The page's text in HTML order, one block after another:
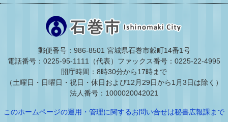
郵便番号：986-8501 宮城県石巻市穀町14番1号
電話番号：0225-95-1111（代表） ファックス番号：0225-22-4995
開庁時間：8時30分から17時まで
（土曜日・日曜日・祝日・休日および12月29日から1月3日は除く）
法人番号：1000020042021
このホームページの運用・管理に関するお問い合せは秘書広報課まで